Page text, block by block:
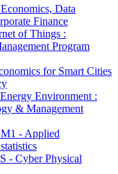
Data
Finance
of Things :
Program
for Smart Cities
Environment :
& Management
- Applied
- Cyber Physical